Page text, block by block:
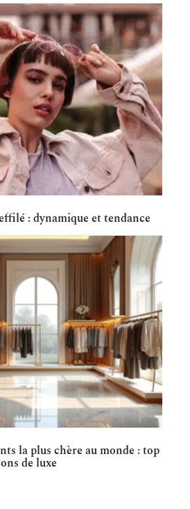
: dynamique et tendance
la plus chère au monde : top
de luxe